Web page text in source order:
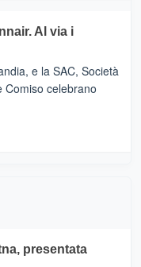
Al via i
e la SAC, Società
Comiso celebrano
presentata